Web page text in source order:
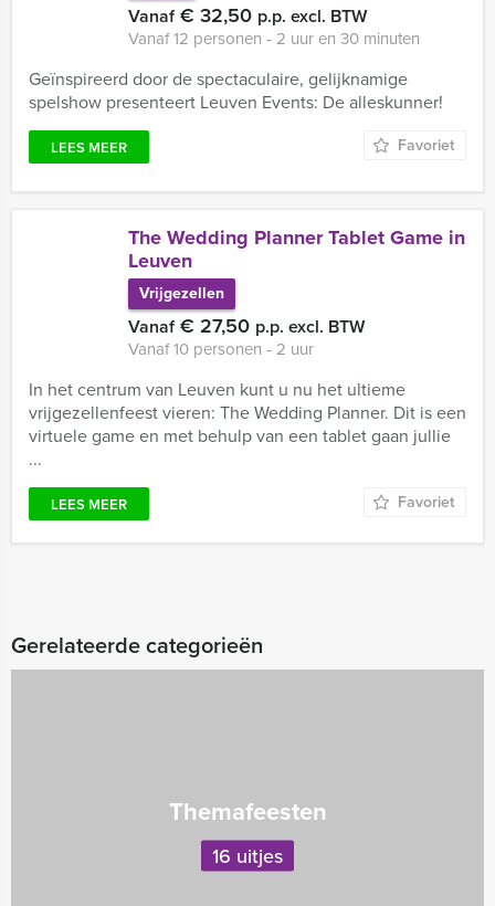
Vanaf€ 32,50 p.p. excl. BTW
Vanaf 12 personen ‐ 2 uur en 30 minuten
Geïnspireerd door de spectaculaire, gelijknamige
spelshow presenteert Leuven Events: De alleskunner!
LEES MEER Favoriet
The Wedding Planner Tablet Game in
Leuven
Vrijgezellen
Vanaf€ 27,50 p.p. excl. BTW
Vanaf 10 personen ‐ 2 uur
In het centrum van Leuven kunt u nu het ultieme
vrijgezellenfeest vieren: The Wedding Planner. Dit is een
virtuele game en met behulp van een tablet gaan jullie
...
LEES MEER Favoriet
Gerelateerde categorieën
Themafeesten
16 uitjes